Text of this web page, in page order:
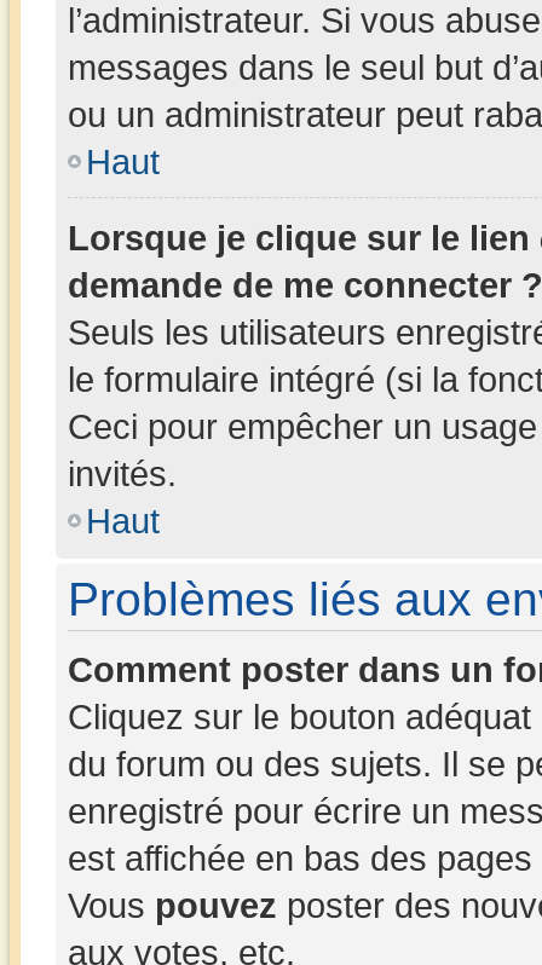
l’administrateur. Si vous
messages dans le seul but
ou un administrateur peut
Haut
Lorsque je clique sur le lien
demande de me connecter ?
Seuls les utilisateurs
le formulaire intégré (si la
Ceci pour empêcher un
invités.
Haut
Problèmes liés aux
Comment poster dans un
Cliquez sur le bouton
du forum ou des sujets. Il se
enregistré pour écrire un
est affichée en bas des
Vous pouvez poster des
aux votes, etc.